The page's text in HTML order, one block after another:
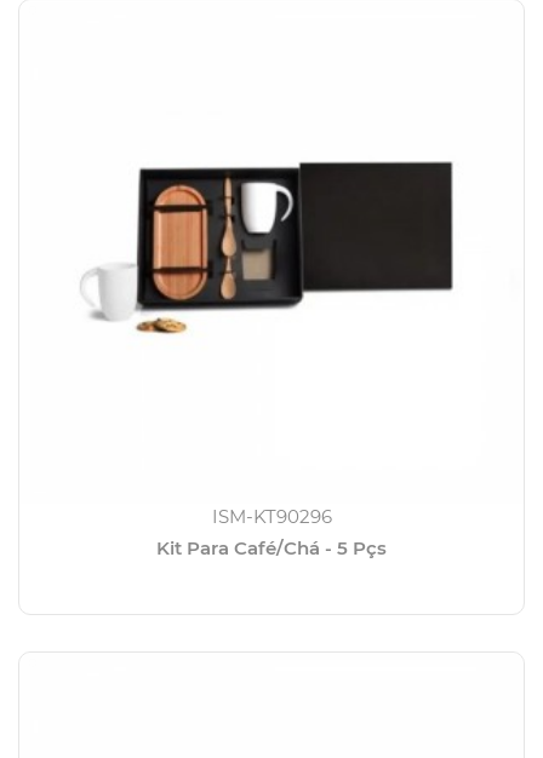
ISM-KT90296
Kit Para Café/Chá - 5 Pçs